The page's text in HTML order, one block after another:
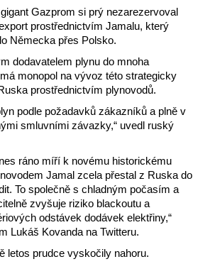
Gazprom si prý nezarezervoval
prostřednictvím Jamalu, který
Německa přes Polsko.
dodavatelem plynu do mnoha
monopol na vývoz této strategicky
prostřednictvím plynovodů.
podle požadavků zákazníků a plně v
smluvními závazky,“ uvedl ruský
ráno míří k novému historickému
Jamal zcela přestal z Ruska do
To společně s chladným počasím a
zvyšuje riziko blackoutu a
odstávek dodávek elektřiny,“
Lukáš Kovanda na Twitteru.
letos prudce vyskočily nahoru.